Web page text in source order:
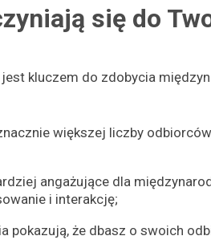
się do
kluczem do zdobycia
większej liczby
angażujące dla
i interakcję;
pokazują, że dbasz o swoich